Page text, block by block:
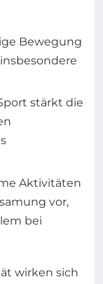
Bewegung
stärkt die
Aktivitäten
vor,
bei
wirken sich